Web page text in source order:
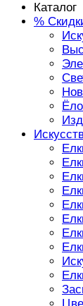
Каталог
%